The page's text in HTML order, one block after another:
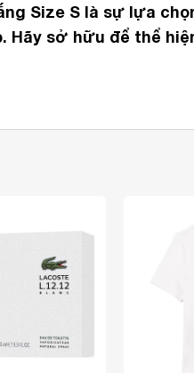
Size S là sự lựa
sở hữu để thể